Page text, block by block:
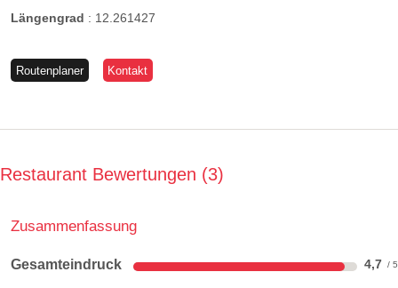
Längengrad : 12.261427
Routenplaner Kontakt
Restaurant Bewertungen 3
Zusammenfassung
Gesamteindruck 4,7